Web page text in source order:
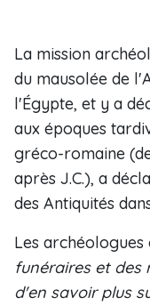
La mission
du mausolée de
l'Égypte, et y a
aux époques
gréco-romaine
après J.C.), a
des Antiquités
Les
funéraires et des
d'en savoir plus